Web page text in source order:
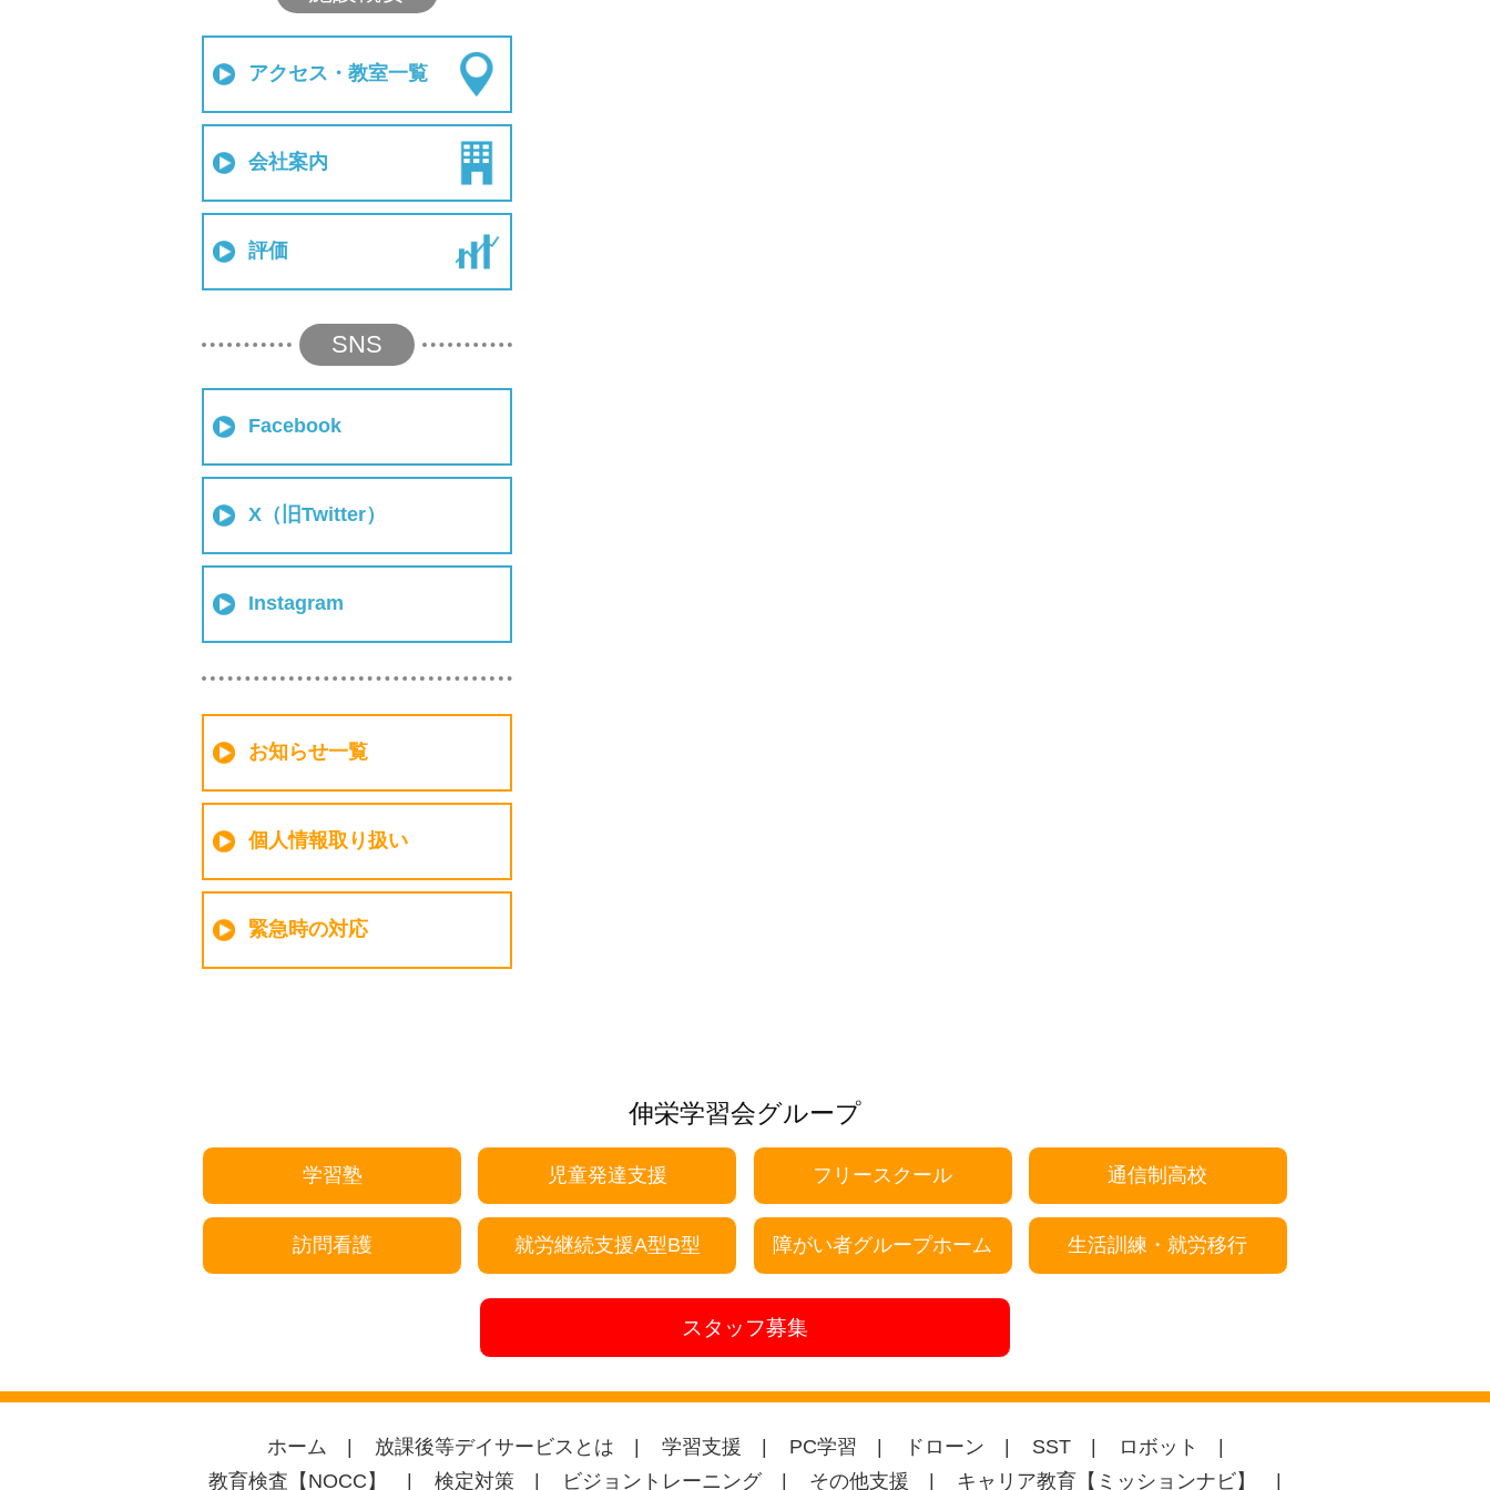
アクセス・教室一覧
会社案内
評価
SNS
Facebook
X（旧Twitter）
Instagram
お知らせ一覧
個人情報取り扱い
緊急時の対応
伸栄学習会グループ
学習塾 児童発達支援 フリースクール 通信制高校
訪問看護 就労継続支援A型B型 障がい者グループホーム 生活訓練・就労移行
スタッフ募集
ホーム 放課後等デイサービスとは 学習支援 PC学習 ドローン SST
ロボット
教育検査【NOCC】
検定対策 ビジョントレーニング その他支援 キャリア教育【ミッションナビ】